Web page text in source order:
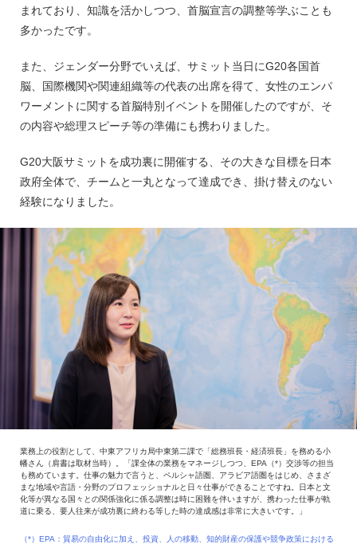
まれており、知識を活かしつつ、首脳宣言の調整等学ぶことも
多かったです。
また、ジェンダー分野でいえば、サミット当日にG20各国首
脳、国際機関や関連組織等の代表の出席を得て、女性のエンパ
ワーメントに関する首脳特別イベントを開催したのですが、そ
の内容や総理スピーチ等の準備にも携わりました。
G20大阪サミットを成功裏に開催する、その大きな目標を日本
政府全体で、チームと一丸となって達成でき、掛け替えのない
経験になりました。
業務上の役割として、中東アフリカ局中東第二課で「総務班長・経済班長」を務める小
幡さん（肩書は取材当時）。「課全体の業務をマネージしつつ、EPA（*）交渉等の担当
も務めています。仕事の魅力で言うと、ペルシャ語圏、アラビア語圏をはじめ、さまざ
まな地域や言語・分野のプロフェッショナルと日々仕事ができることですね。日本と文
化等が異なる国々との関係強化に係る調整は時に困難を伴いますが、携わった仕事が軌
道に乗る、要人往来が成功裏に終わる等した時の達成感は非常に大きいです。」
（*）EPA：貿易の自由化に加え、投資、人の移動、知的財産の保護や競争政策における